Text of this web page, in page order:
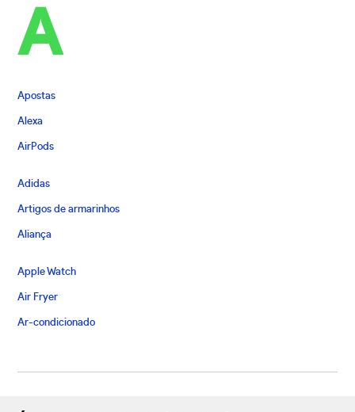
A
Apostas
Alexa
AirPods
Adidas
Artigos de armarinhos
Aliança
Apple Watch
Air Fryer
Ar-condicionado